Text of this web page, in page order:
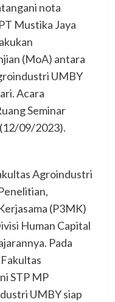
nota
Mustika Jaya
(MoA) antara
UMBY
Acara
Seminar
(12/09/2023).
Agroindustri
(P3MK)
Human Capital
Pada
STP MP
UMBY siap